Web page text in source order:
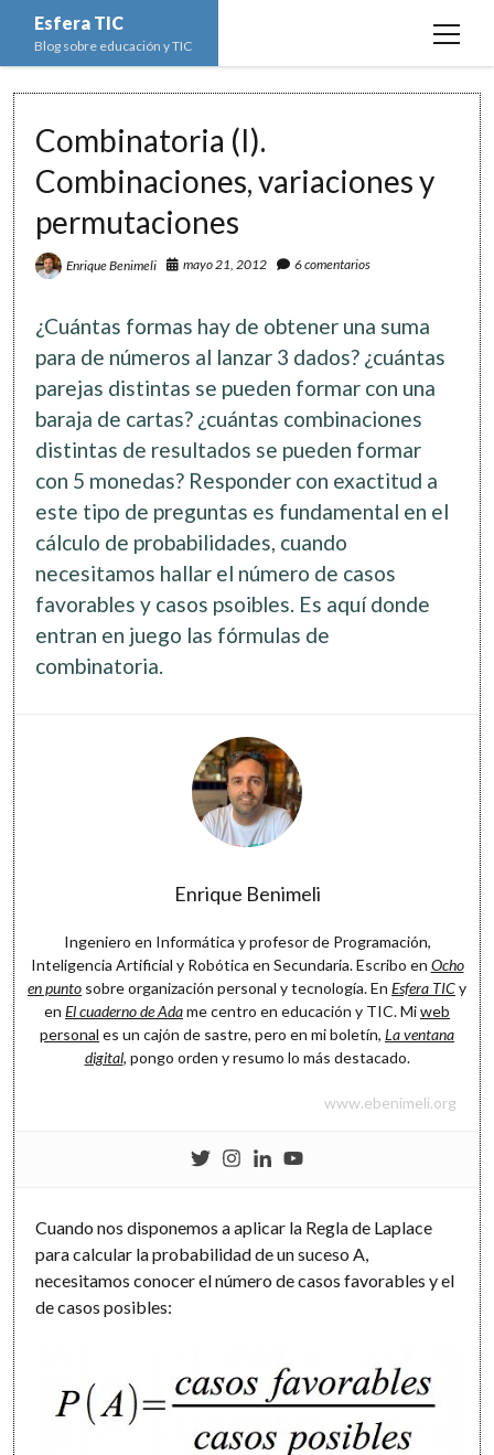
Esfera TIC
Blog sobre educación y TIC
open
Educación y TIC open
Actualidad
Escuela de padres
Espacios
Innovación
Lectura
Asignaturas
open
Ciencias Naturales
Ed. Plástica y Visual
Historia del Arte
Lengua
Música
Informática open
Imagen digital
menu
Bases de datos
Hoja de cálculo
Programación
Redes de ordenadores
Redes sociales
Software
Matemáticas open
Geometría
twitterfacebookinstagram
youtube
Combinatoria (I).
Combinaciones, variaciones y
permutaciones
Enrique Benimeli mayo 21, 2012 6 comentarios
¿Cuántas formas hay de obtener una suma
para de números al lanzar 3 dados? ¿cuántas
parejas distintas se pueden formar con una
baraja de cartas? ¿cuántas combinaciones
distintas de resultados se pueden formar
con 5 monedas? Responder con exactitud a
este tipo de preguntas es fundamental en el
cálculo de probabilidades, cuando
necesitamos hallar el número de casos
favorables y casos psoibles. Es aquí donde
entran en juego las fórmulas de
combinatoria.
Enrique Benimeli
Ingeniero en Informática y profesor de Programación,
Inteligencia Artificial y Robótica en Secundaria. Escribo en Ocho
en punto sobre organización personal y tecnología. En Esfera TICy
en El cuaderno de Adame centro en educación y TIC. Miweb
personal es un cajón de sastre, pero en mi boletín, La ventana
digital, pongo orden y resumo lo más destacado.
www.ebenimeli.org
Cuando nos disponemos a aplicar la Regla de Laplace
para calcular la probabilidad de un suceso A,
necesitamos conocer el número de casos favorables y el
de casos posibles: